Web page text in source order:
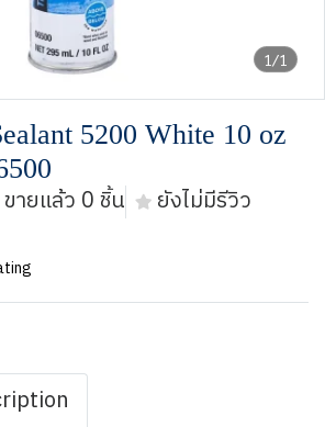
1/1
5200 White 10 oz
ขายแล้ว 0 ชิ้น
ยังไม่มีรีวิว